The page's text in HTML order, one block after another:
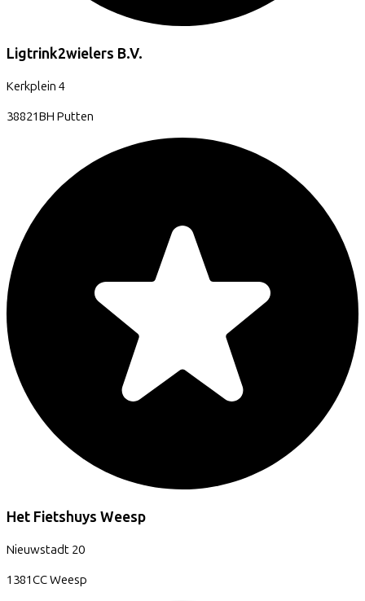
Ligtrink2wielers B.V.
Kerkplein 4
38821BH Putten
Het Fietshuys Weesp
Nieuwstadt 20
1381CCWeesp